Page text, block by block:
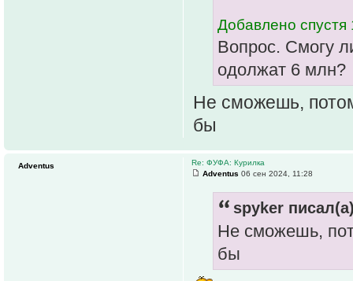
Добавлено спустя
Вопрос. Смогу
одолжат 6 млн?
Не сможешь,
бы
Re: ФУФА: Курилка
Adventus 06 сен 2024, 11:28
spyker
Не сможешь,
бы
Adventus